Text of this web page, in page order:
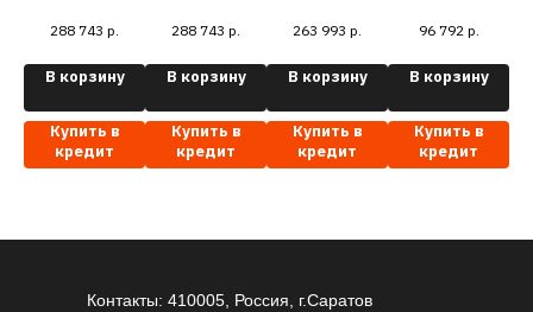
горение
черный
288 743 р.
В корзину
Купить в
кредит
288 743 р.
В корзину
Купить в
кредит
черный
263 993 р.
В корзину
Купить в
кредит
96 792 р.
В корзину
Купить в
кредит
Контакты: 410005, Россия, г.Саратов